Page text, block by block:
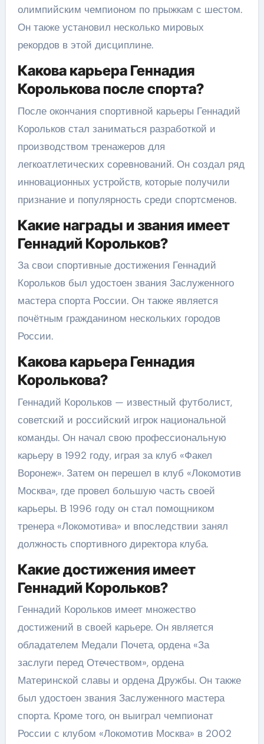
олимпийским чемпионом по прыжкам с шестом.
Он также установил несколько мировых
рекордов в этой дисциплине.
Какова карьера Геннадия
Королькова после спорта?
После окончания спортивной карьеры Геннадий
Корольков стал заниматься разработкой и
производством тренажеров для
легкоатлетических соревнований. Он создал ряд
инновационных устройств, которые получили
признание и популярность среди спортсменов.
Какие награды и звания имеет
Геннадий Корольков?
За свои спортивные достижения Геннадий
Корольков был удостоен звания Заслуженного
мастера спорта России. Он также является
почётным гражданином нескольких городов
России.
Какова карьера Геннадия
Королькова?
Геннадий Корольков — известный футболист,
советский и российский игрок национальной
команды. Он начал свою профессиональную
карьеру в 1992 году, играя за клуб «Факел
Воронеж». Затем он перешел в клуб «Локомотив
Москва», где провел большую часть своей
карьеры. В 1996 году он стал помощником
тренера «Локомотива» и впоследствии занял
должность спортивного директора клуба.
Какие достижения имеет
Геннадий Корольков?
Геннадий Корольков имеет множество
достижений в своей карьере. Он является
обладателем Медали Почета, ордена «За
заслуги перед Отечеством», ордена
Материнской славы и ордена Дружбы. Он также
был удостоен звания Заслуженного мастера
спорта. Кроме того, он выиграл чемпионат
России с клубом «Локомотив Москва» в 2002